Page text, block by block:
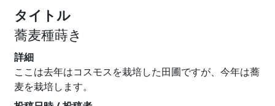
タイトル
蕎麦種蒔き
詳細
ここは去年はコスモスを栽培した田圃ですが、今年は蕎
麦を栽培します。